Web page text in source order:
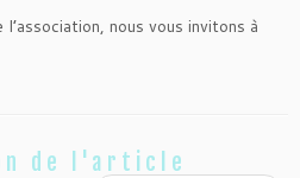
nous vous invitons à
de l'article